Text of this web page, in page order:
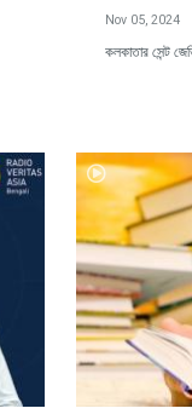
Nov 05, 2024
কলকাতার সেন্ট